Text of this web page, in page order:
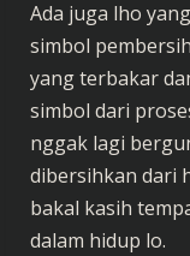
Ada juga lho
simbol
yang terbakar
simbol dari
nggak lagi
dibersihkan dari
bakal kasih
dalam hidup lo.